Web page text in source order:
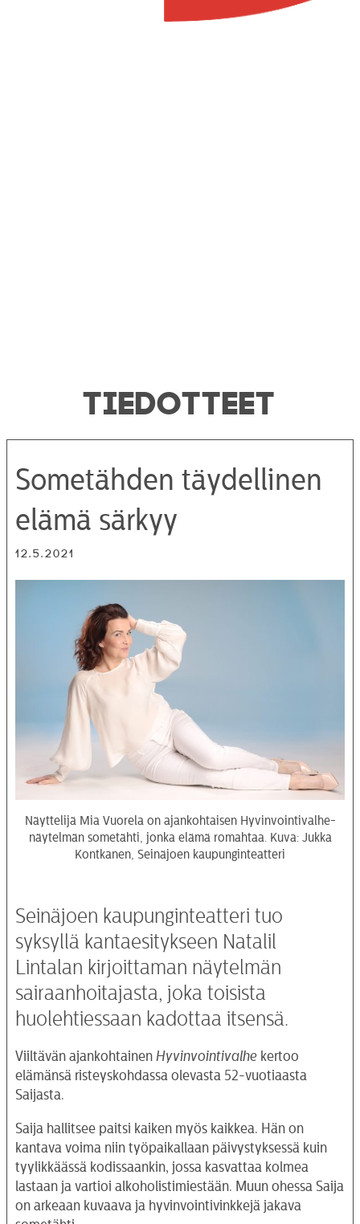
TIEDOTTEET
Sometähden täydellinen
elämä särkyy
12.5.2021
Näyttelijä Mia Vuorela on ajankohtaisen Hyvinvointivalhe-
näytelmän sometähti, jonka elämä romahtaa. Kuva: Jukka
Kontkanen, Seinäjoen kaupunginteatteri
Seinäjoen kaupunginteatteri tuo
syksyllä kantaesitykseen Natalil
Lintalan kirjoittaman näytelmän
sairaanhoitajasta, joka toisista
huolehtiessaan kadottaa itsensä.
Viiltävän ajankohtainen Hyvinvointivalhe kertoo
elämänsä risteyskohdassa olevasta 52-vuotiaasta
Saijasta.
Saija hallitsee paitsi kaiken myös kaikkea. Hän on
kantava voima niin työpaikallaan päivystyksessä kuin
tyylikkäässä kodissaankin, jossa kasvattaa kolmea
lastaan ja vartioi alkoholistimiestään. Muun ohessa Saija
on arkeaan kuvaava ja hyvinvointivinkkejä jakava